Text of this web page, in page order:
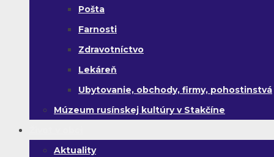
Pošta
Farnosti
Zdravotníctvo
Lekáreň
Ubytovanie, obchody, firmy, pohostinstvá
Múzeum rusínskej kultúry v Stakčíne
Aktuality